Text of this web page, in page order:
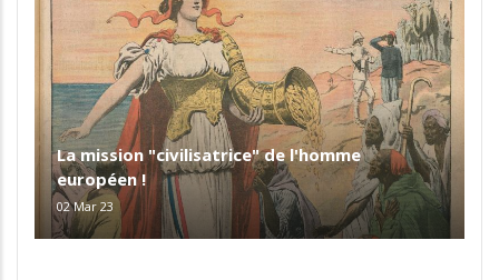
La mission "civilisatrice" de l'homme
européen !
02 Mar 23